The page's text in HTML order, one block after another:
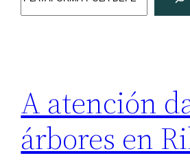
A atención
árbores en